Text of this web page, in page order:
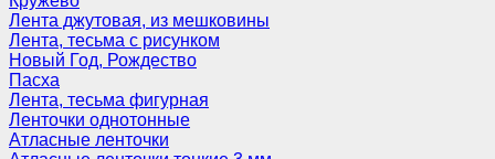
Лента джутовая, из мешковины
Лента, тесьма с рисунком
Новый Год, Рождество
Пасха
Лента, тесьма фигурная
Ленточки однотонные
Атласные ленточки